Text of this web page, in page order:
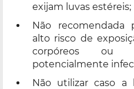
exijam luvas estéreis;
Não recomendada
alto risco de
corpóreos ou
potencialmente
Não utilizar caso a